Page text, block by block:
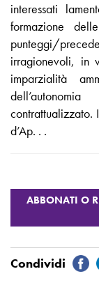
interessati
formazione
punteggi/
irragionevoli, in
imparzialità
contrattualizzato.
d’Ap. . .